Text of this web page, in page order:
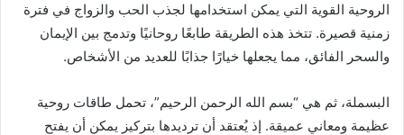
الروحية القوية التي يمكن استخدامها لجذب الحب والزواج في فترة
زمنية قصيرة. تتخذ هذه الطريقة طابعًا روحانيًا وتدمج بين الإيمان
والسحر الفائق، مما يجعلها خيارًا جذابًا للعديد من الأشخاص.
البسملة، ثم هي “بسم الله الرحمن الرحيم”، تحمل طاقات روحية
عظيمة ومعاني عميقة. إذ يُعتقد أن ترديدها بتركيز يمكن أن يفتح